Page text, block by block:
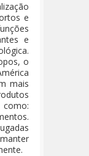
e
e
o
mais